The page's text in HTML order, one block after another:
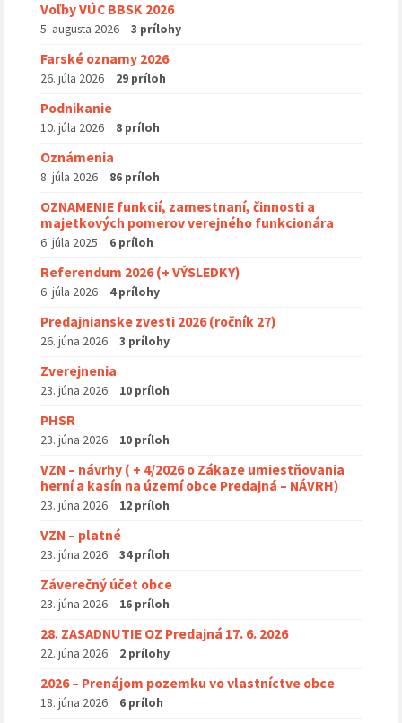
Voľby VÚC BBSK 2026
5. augusta 2026 3 prílohy
Farské oznamy 2026
26. júla 2026 29 príloh
Podnikanie
10. júla 2026 8 príloh
Oznámenia
8. júla 2026 86 príloh
OZNAMENIE funkcií, zamestnaní, činnosti a
majetkových pomerov verejného funkcionára
6. júla 2025 6 príloh
Referendum 2026 (+ VÝSLEDKY)
6. júla 2026 4 prílohy
Predajnianske zvesti 2026 (ročník 27)
26. júna 2026 3 prílohy
Zverejnenia
23. júna 2026 10 príloh
PHSR
23. júna 2026 10 príloh
VZN – návrhy ( + 4/2026 o Zákaze umiestňovania
herní a kasín na území obce Predajná – NÁVRH)
23. júna 2026 12 príloh
VZN – platné
23. júna 2026 34 príloh
Záverečný účet obce
23. júna 2026 16 príloh
28. ZASADNUTIE OZ Predajná 17. 6. 2026
22. júna 2026 2 prílohy
2026 – Prenájom pozemku vo vlastníctve obce
18. júna 2026 6 príloh